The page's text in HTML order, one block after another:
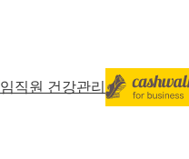
임직원 건강관리